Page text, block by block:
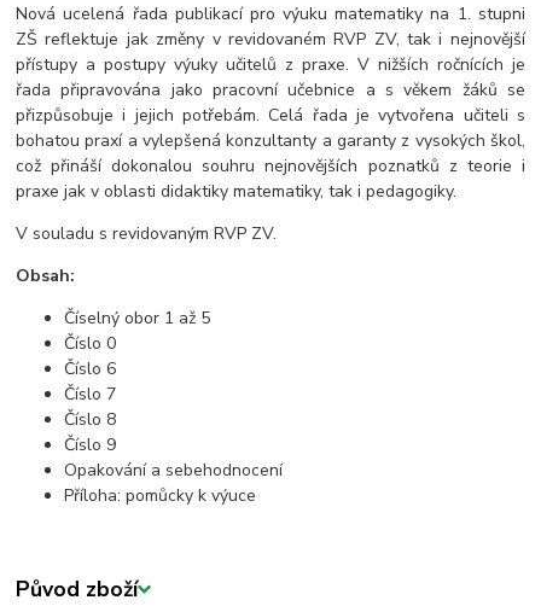
Nová ucelená řada publikací pro výuku matematiky na 1. stupni
ZŠ reflektuje jak změny v revidovaném RVP ZV, tak i nejnovější
přístupy a postupy výuky učitelů z praxe. V nižších ročnících je
řada připravována jako pracovní učebnice a s věkem žáků se
přizpůsobuje i jejich potřebám. Celá řada je vytvořena učiteli s
bohatou praxí a vylepšená konzultanty a garanty z vysokých škol,
což přináší dokonalou souhru nejnovějších poznatků z teorie i
praxe jak v oblasti didaktiky matematiky, tak i pedagogiky.
V souladu s revidovaným RVP ZV.
Obsah:
Číselný obor 1 až 5
Číslo 0
Číslo 6
Číslo 7
Číslo 8
Číslo 9
Opakování a sebehodnocení
Příloha: pomůcky k výuce
Původ zboží